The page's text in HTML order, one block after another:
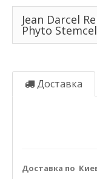
Jean Darcel
Phyto
Доставка
Доставка по